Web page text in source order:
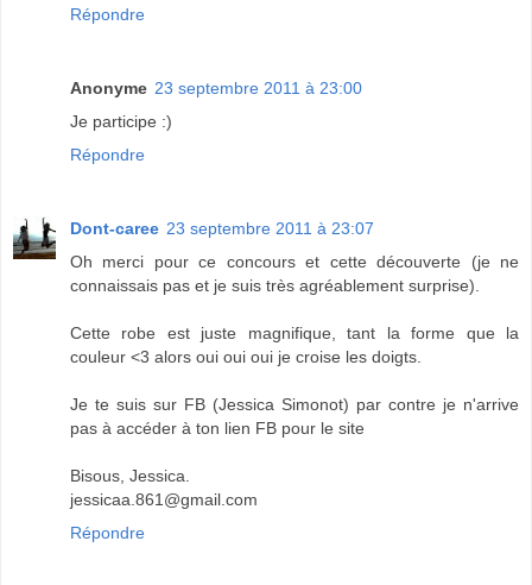
Répondre
Anonyme 23 septembre 2011 à 23:00
Je participe :)
Répondre
Dont-caree 23 septembre 2011 à 23:07
Oh merci pour ce concours et cette découverte (je ne
connaissais pas et je suis très agréablement surprise).
Cette robe est juste magnifique, tant la forme que la
couleur <3 alors oui oui oui je croise les doigts.
Je te suis sur FB (Jessica Simonot) par contre je n'arrive
pas à accéder à ton lien FB pour le site
Bisous, Jessica.
jessicaa.861@gmail.com
Répondre